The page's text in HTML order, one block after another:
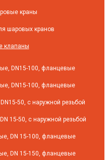
краны
шаровых кранов
клапаны
DN15-100, фланцевые
DN15-100, фланцевые
50, с наружной резьбой
15-50, с наружной резьбой
DN 15-100, фланцевые
DN 15-150, фланцевые